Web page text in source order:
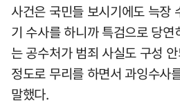
사건은 국민들 보시기에도 늑장
기 수사를 하니까 특검으로 당
는 공수처가 범죄 사실도 구성
정도로 무리를 하면서 과잉수사
말했다.